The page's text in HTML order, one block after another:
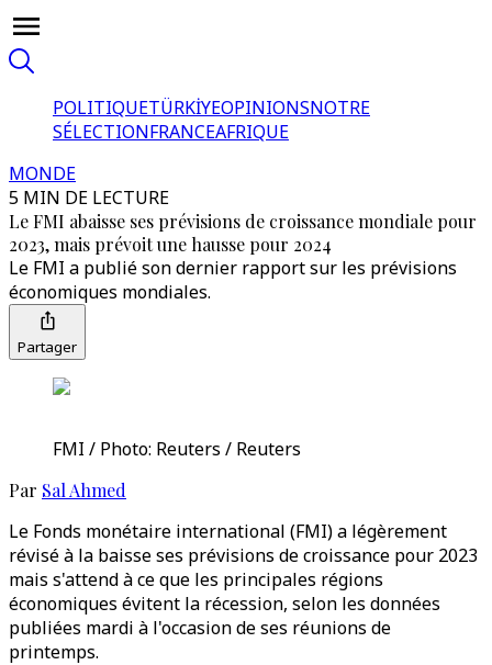
POLITIQUETÜRKİYEOPINIONSNOTRE
SÉLECTIONFRANCEAFRIQUE
MONDE
5 MIN DE LECTURE
Le FMI abaisse ses prévisions de croissance mondiale pour
2023, mais prévoit une hausse pour 2024
Le FMI a publié son dernier rapport sur les prévisions
économiques mondiales.
Partager
FMI / Photo: Reuters / Reuters
Par Sal Ahmed
Le Fonds monétaire international (FMI) a légèrement
révisé à la baisse ses prévisions de croissance pour 2023
mais s'attend à ce que les principales régions
économiques évitent la récession, selon les données
publiées mardi à l'occasion de ses réunions de
printemps.